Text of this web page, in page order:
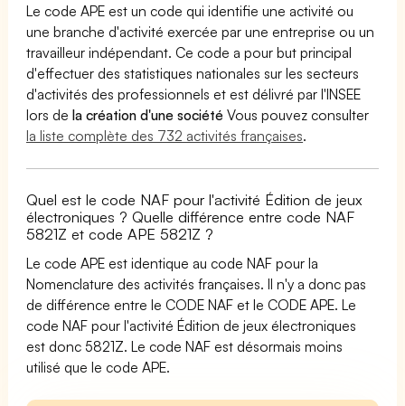
Le code APE est un code qui identifie une activité ou
une branche d'activité exercée par une entreprise ou un
travailleur indépendant. Ce code a pour but principal
d'effectuer des statistiques nationales sur les secteurs
d'activités des professionnels et est délivré par l'INSEE
lors dela création d'une société Vous pouvez consulter
la liste complète des 732 activités françaises.
Quel est le code NAF pour l'activité Édition de jeux
électroniques ? Quelle différence entre code NAF
5821Z et code APE 5821Z ?
Le code APE est identique au code NAF pour la
Nomenclature des activités françaises. Il n'y a donc pas
de différence entre le CODE NAF et le CODE APE. Le
code NAF pour l'activité Édition de jeux électroniques
est donc 5821Z. Le code NAF est désormais moins
utilisé que le code APE.